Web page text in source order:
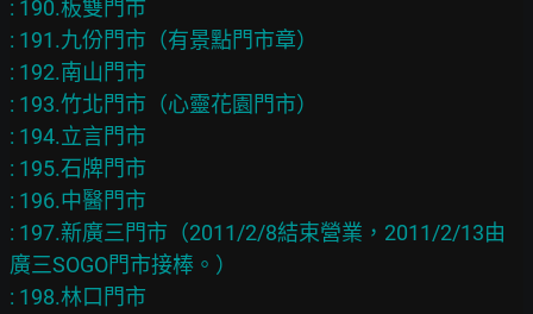
: 190.板雙門市
: 191.九份門市（有景點門市章）
: 192.南山門市
: 193.竹北門市（心靈花園門市）
: 194.立言門市
: 195.石牌門市
: 196.中醫門市
: 197.新廣三門市（2011/2/8結束營業，2011/2/13由
廣三SOGO門市接棒。）
: 198.林口門市